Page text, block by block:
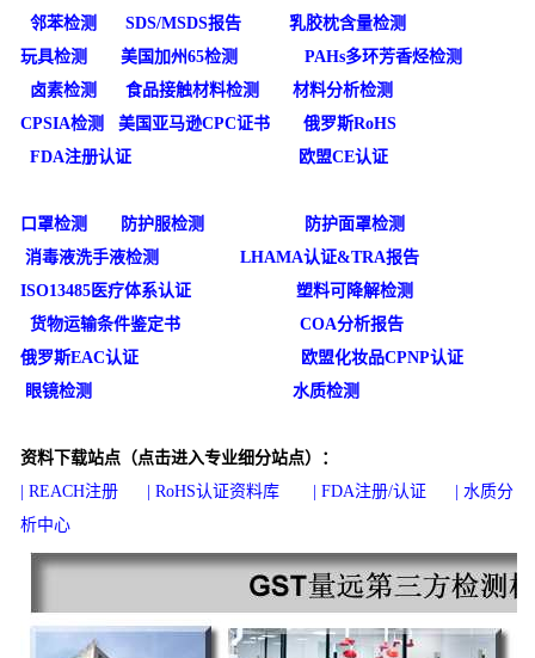
邻苯检测 SDS/MSDS报告
乳胶枕含量检测
玩具检测
美国加州65检测
PAHs多环芳香烃检测
卤素检测
食品接触材料检测
材料分析检测
CPSIA检测
美国亚马逊CPC证书
俄罗斯RoHS
FDA注册认证
欧盟CE认证
口罩检测 防护服检测
防护面罩检测
消毒液洗手液检测
LHAMA认证&TRA报告
ISO13485医疗体系认证
塑料可降解检测
货物运输条件鉴定书
COA分析报告
俄罗斯EAC认证
欧盟化妆品CPNP认证
眼镜检测
水质检测
资料下载站点（点击进入专业细分站点）：
REACH注册 RoHS认证资料库 FDA注册/认证
水质分
析中心